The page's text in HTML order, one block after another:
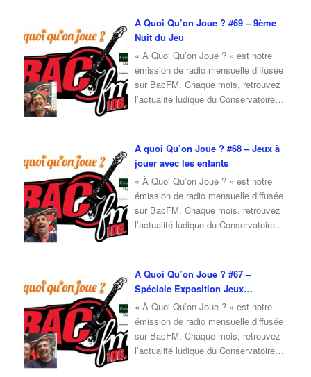
Pour l’émission de octobre 2025, je
reçois Erwan, du café ludique
Ensemble, nous…
A Quoi Qu’on Joue ? #69 – 9ème
Nuit du Jeu
« À Quoi Qu’on Joue ? » est notre
émission de radio mensuelle diffusée
sur BacFM. Chaque mois, retrouvez
l’actualité ludique du Conservatoire
Pour l’émission de octobre 2025, je
reçois Fabrice, membre du
Conservatoire du Jeu, qui vient nous
parler du …
A quoi Qu’on Joue ? #68 – Jeux à
jouer avec les enfants
« À Quoi Qu’on Joue ? » est notre
émission de radio mensuelle diffusée
sur BacFM. Chaque mois, retrouvez
l’actualité ludique du Conservatoire
Pour l’émission de septembre 2025,
je reçois Nadia, adhérente du
Conservatoire du Jeu, qui vient nous
présenter une…
A Quoi Qu’on Joue ? #67 –
Spéciale Exposition Jeux
Modernes
« À Quoi Qu’on Joue ? » est notre
émission de radio mensuelle diffusée
sur BacFM. Chaque mois, retrouvez
l’actualité ludique du Conservatoire